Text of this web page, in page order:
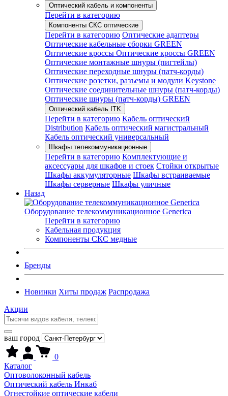
Оптический кабель и компоненты
Перейти в категорию
Компоненты СКС оптические
Перейти в категорию Оптические адаптеры
Оптические кабельные сборки GREEN
Оптические кроссы Оптические кроссы GREEN
Оптические монтажные шнуры (пигтейлы)
Оптические переходные шнуры (патч-корды)
Оптические розетки, разъемы и модули Keystone
Оптические соединительные шнуры (патч-корды)
Оптические шнуры (патч-корды) GREEN
Оптический кабель ITK
Перейти в категорию Кабель оптический
Distribution Кабель оптический магистральный
Кабель оптический универсальный
Шкафы телекоммуникационные
Перейти в категорию Комплектующие и
аксессуары для шкафов и стоек Стойки открытые
Шкафы аккумуляторные Шкафы встраиваемые
Шкафы серверные Шкафы уличные
Назад
Оборудование телекоммуникационное Generica
Перейти в категорию
Кабельная продукция
Компоненты СКС медные
Бренды
Новинки Хиты продаж Распродажа
Акции
ваш город
0
Каталог
Оптоволоконный кабель
Оптический кабель Инкаб
Огнестойкие оптические кабели